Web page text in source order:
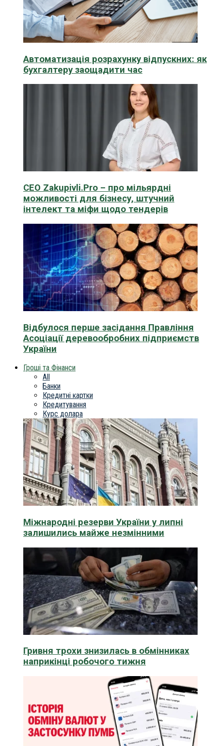
Автоматизація розрахунку відпускних: як
бухгалтеру заощадити час
CEO Zakupivli.Pro – про мільярдні
можливості для бізнесу, штучний
інтелект та міфи щодо тендерів
Відбулося перше засідання Правління
Асоціації деревообробних підприємств
України
Гроші та Фінанси
All
Банки
Кредитні картки
Кредитування
Курс долара
Міжнародні резерви України у липні
залишились майже незмінними
Гривня трохи знизилась в обмінниках
наприкінці робочого тижня